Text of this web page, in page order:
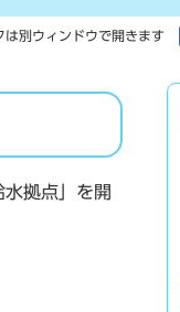
は別ウィンドウで開きます
拠点」を開